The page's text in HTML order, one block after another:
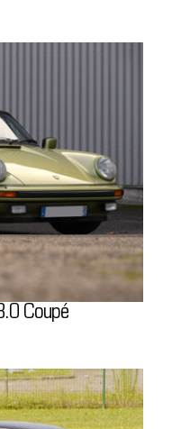
Coupé